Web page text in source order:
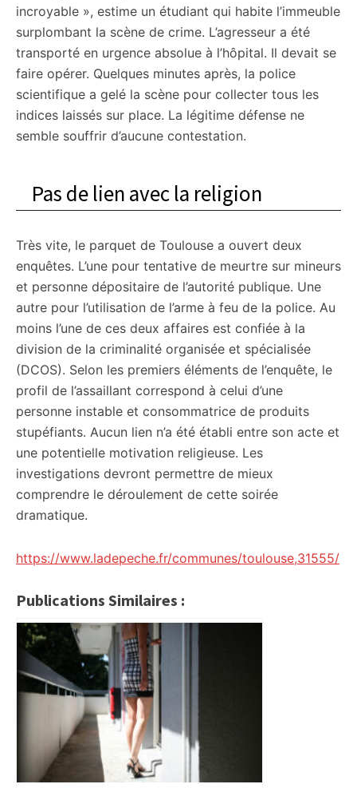
incroyable », estime un étudiant qui habite l’immeuble
surplombant la scène de crime. L’agresseur a été
transporté en urgence absolue à l’hôpital. Il devait se
faire opérer. Quelques minutes après, la police
scientifique a gelé la scène pour collecter tous les
indices laissés sur place. La légitime défense ne
semble souffrir d’aucune contestation.
Pas de lien avec la religion
Très vite, le parquet de Toulouse a ouvert deux
enquêtes. L’une pour tentative de meurtre sur mineurs
et personne dépositaire de l’autorité publique. Une
autre pour l’utilisation de l’arme à feu de la police. Au
moins l’une de ces deux affaires est confiée à la
division de la criminalité organisée et spécialisée
(DCOS). Selon les premiers éléments de l’enquête, le
profil de l’assaillant correspond à celui d’une
personne instable et consommatrice de produits
stupéfiants. Aucun lien n’a été établi entre son acte et
une potentielle motivation religieuse. Les
investigations devront permettre de mieux
comprendre le déroulement de cette soirée
dramatique.
https://www.ladepeche.fr/communes/toulouse,31555/
Publications Similaires :